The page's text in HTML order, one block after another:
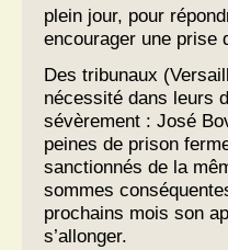
plein jour, pour
encourager une prise
Des tribunaux
nécessité dans leurs
sévèrement : José
peines de prison
sanctionnés de la
sommes
prochains mois son
s’allonger.